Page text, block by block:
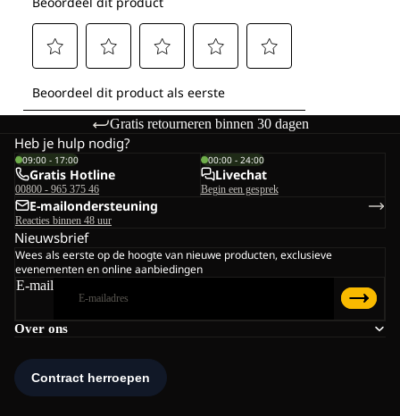
Gratis retourneren binnen 30 dagen
Over ons
Heb je hulp nodig?
09:00 - 17:00
Gratis Hotline
00800 - 965 375 46
00:00 - 24:00
Livechat
Begin een gesprek
E-mailondersteuning
Reacties binnen 48 uur
Nieuwsbrief
Wees als eerste op de hoogte van nieuwe producten, exclusieve
evenementen en online aanbiedingen
E-mail